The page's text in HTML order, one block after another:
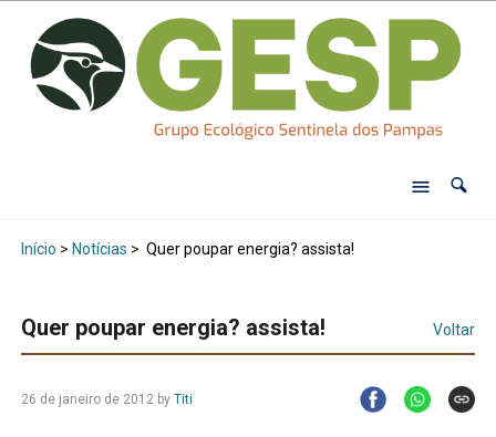
Início > Notícias > Quer poupar energia? assista!
Quer poupar energia? assista! Voltar
26 de janeiro de 2012by Titi